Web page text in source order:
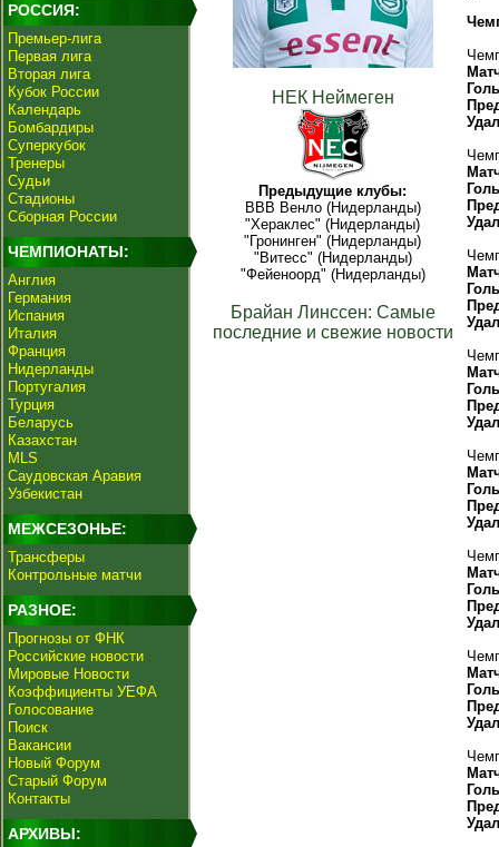
РОССИЯ:
Премьер-лига
Первая лига
Вторая лига
Кубок России
Календарь
Бомбардиры
Суперкубок
Тренеры
Судьи
Стадионы
Сборная России
ЧЕМПИОНАТЫ:
Англия
Германия
Испания
Италия
Франция
Нидерланды
Португалия
Турция
Беларусь
Казахстан
MLS
Саудовская Аравия
Узбекистан
МЕЖСЕЗОНЬЕ:
Трансферы
Контрольные матчи
РАЗНОЕ:
Прогнозы от ФНК
Российские новости
Мировые Новости
Коэффициенты УЕФА
Голосование
Поиск
Вакансии
Новый Форум
Старый Форум
Контакты
АРХИВЫ:
НЕК Неймеген
Предыдущие клубы:
ВВВ Венло (Нидерланды)
"Хераклес" (Нидерланды)
"Гронинген" (Нидерланды)
"Витесс" (Нидерланды)
"Фейеноорд" (Нидерланды)
Брайан Линссен: Самые
последние и свежие новости